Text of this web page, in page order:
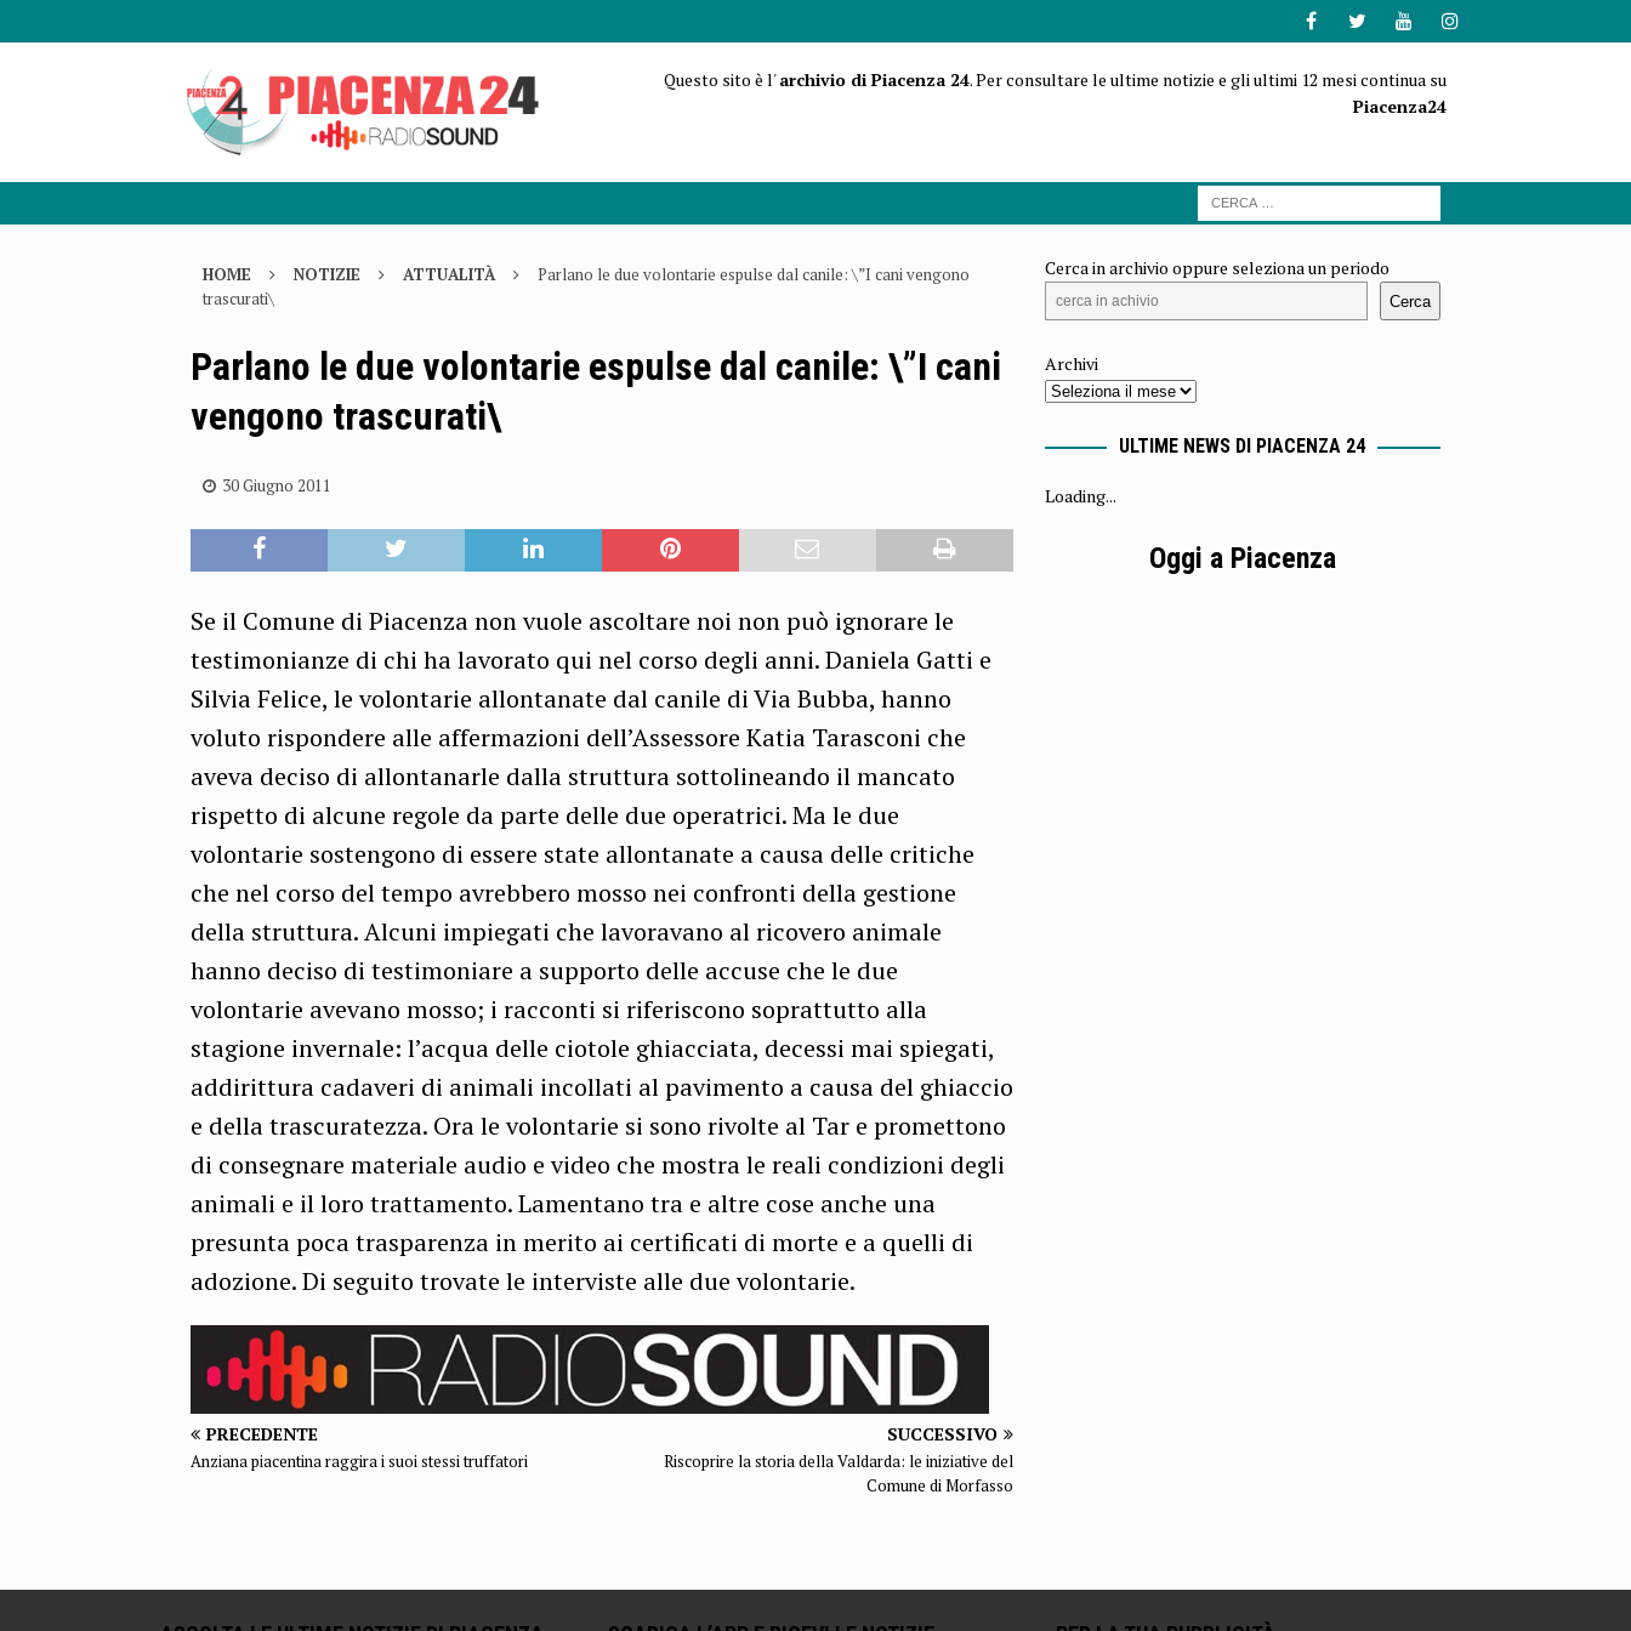
Questo sito è l'archivio di Piacenza 24. Per consultare le ultime notizie e gli ultimi 12 mesi continua su
Piacenza24
HOME NOTIZIE ATTUALITÀ
Parlano le due volontarie espulse dal canile: \”I cani vengono
trascurati\
Parlano le due volontarie espulse dal canile: \”I cani
vengono trascurati\
30 Giugno 2011
Se il Comune di Piacenza non vuole ascoltare noi non può ignorare le
testimonianze di chi ha lavorato qui nel corso degli anni. Daniela Gatti e
Silvia Felice, le volontarie allontanate dal canile di Via Bubba, hanno
voluto rispondere alle affermazioni dell’Assessore Katia Tarasconi che
aveva deciso di allontanarle dalla struttura sottolineando il mancato
rispetto di alcune regole da parte delle due operatrici. Ma le due
volontarie sostengono di essere state allontanate a causa delle critiche
che nel corso del tempo avrebbero mosso nei confronti della gestione
della struttura. Alcuni impiegati che lavoravano al ricovero animale
hanno deciso di testimoniare a supporto delle accuse che le due
volontarie avevano mosso; i racconti si riferiscono soprattutto alla
stagione invernale: l’acqua delle ciotole ghiacciata, decessi mai spiegati,
addirittura cadaveri di animali incollati al pavimento a causa del ghiaccio
e della trascuratezza. Ora le volontarie si sono rivolte al Tar e promettono
di consegnare materiale audio e video che mostra le reali condizioni degli
animali e il loro trattamento. Lamentano tra e altre cose anche una
presunta poca trasparenza in merito ai certificati di morte e a quelli di
adozione. Di seguito trovate le interviste alle due volontarie.
PRECEDENTE
Anziana piacentina raggira i suoi stessi truffatori
SUCCESSIVO
Riscoprire la storia della Valdarda: le iniziative del
Comune di Morfasso
Cerca in archivio oppure seleziona un periodo
Cerca
Archivi
ULTIME NEWS DI PIACENZA 24
Loading...
Oggi a Piacenza